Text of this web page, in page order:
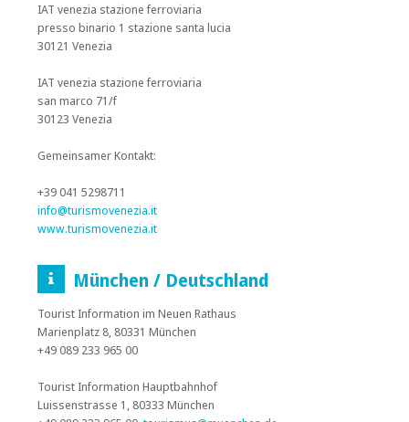
IAT venezia stazione ferroviaria
presso binario 1 stazione santa lucia
30121 Venezia
IAT venezia stazione ferroviaria
san marco 71/f
30123 Venezia
Gemeinsamer Kontakt:
+39 041 5298711
info@turismovenezia.it
www.turismovenezia.it
München / Deutschland
Tourist Information im Neuen Rathaus
Marienplatz 8, 80331 München
+49 089 233 965 00
Tourist Information Hauptbahnhof
Luissenstrasse 1, 80333 München